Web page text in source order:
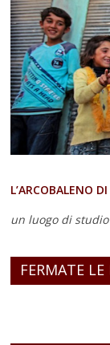
L’ARCOBALENO
un luogo di
FERMATE